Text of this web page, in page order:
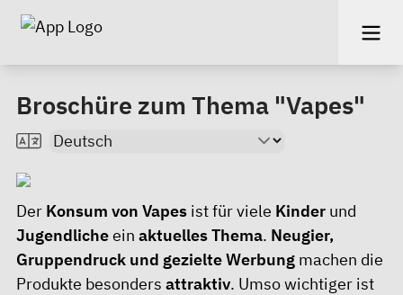
Broschüre zum Thema "Vapes"
Der Konsum von Vapes ist für viele Kinder und
Jugendlicheein aktuelles Thema. Neugier,
Gruppendruck und gezielte Werbung machen die
Produkte besonders attraktiv. Umso wichtiger ist